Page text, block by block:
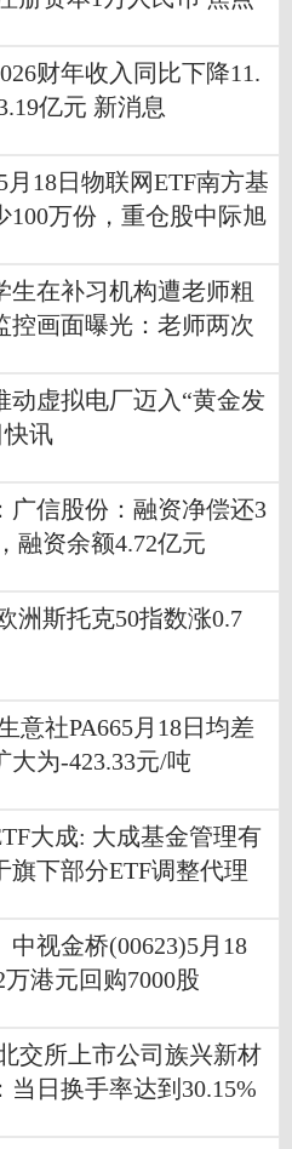
财年收入同比下降11.
亿元 新消息
18日物联网ETF南方基
100万份，重仓股中际旭
生在补习机构遭老师粗
控画面曝光：老师两次
动虚拟电厂迈入“黄金发
快讯
广信股份：融资净偿还3
融资余额4.72亿元
洲斯托克50指数涨0.7
意社PA665月18日均差
大为-423.33元/吨
大成: 大成基金管理有
旗下部分ETF调整代理
告
中视金桥(00623)5月18
万港元回购7000股
交所上市公司族兴新材
当日换手率达到30.15%